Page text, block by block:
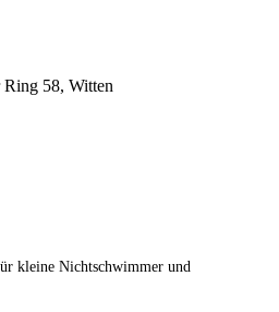
58, Witten
kleine Nichtschwimmer und